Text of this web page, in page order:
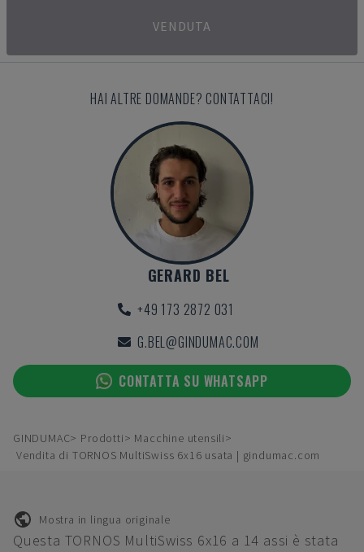
VENDUTA
HAI ALTRE DOMANDE? CONTATTACI!
GERARD BEL
+49 173 2872 031
G.BEL@GINDUMAC.COM
CONTATTA SU WHATSAPP
GINDUMAC Prodotti
Macchine utensili
Vendita di TORNOS MultiSwiss 6x16 usata | gindumac.com
Mostra in lingua originale
Questa TORNOS MultiSwiss 6x16 a 14 assi è stata